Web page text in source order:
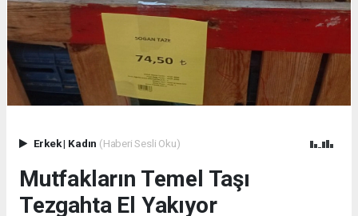
Erkek| Kadın (Haberi Sesli Oku)
Mutfakların Temel Taşı
Tezgahta El Yakıyor